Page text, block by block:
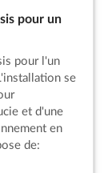
pour un
pour l'un
se
et d'une
en
de: